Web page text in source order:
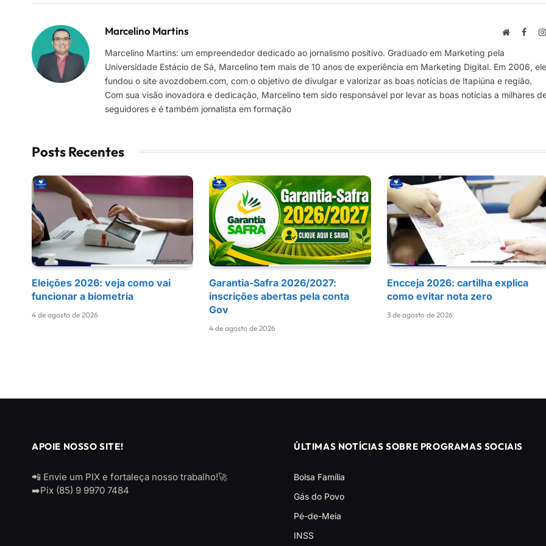
Marcelino Martins Site
Marcelino Martins: um empreendedor dedicado ao jornalismo positivo. Graduado em Marketing pela
Universidade Estácio de Sá, Marcelino tem mais de 10 anos de experiência em Marketing Digital. Em 2006, ele
fundou o site avozdobem.com, com o objetivo de divulgar e valorizar as boas notícias de Itapiúna e região.
Com sua visão inovadora e dedicação, Marcelino tem sido responsável por levar as boas notícias a milhares
seguidores e é também jornalista em formação
Posts Recentes
Eleições 2026: veja como vai
funcionar a biometria
4 de agosto de 2026
Garantia-Safra 2026/2027:
inscrições abertas pela conta
Gov
4 de agosto de 2026
Encceja 2026: cartilha explica
como evitar nota zero
3 de agosto de 2026
APOIE NOSSO SITE!
📲 Envie um PIX e fortaleça nosso trabalho!🚀
➡️Pix (85) 9 9970 7484
ÚLTIMAS NOTÍCIAS SOBRE PROGRAMAS SOCIAIS
Bolsa Família
Gás do Povo
Pé-de-Meia
INSS